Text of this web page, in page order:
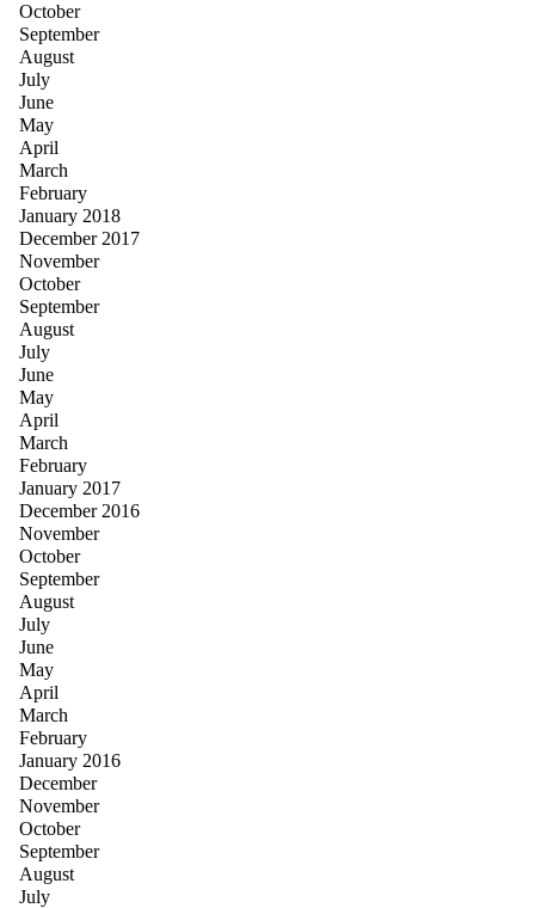
October
September
August
July
June
May
April
March
February
January 2018
December 2017
November
October
September
August
July
June
May
April
March
February
January 2017
December 2016
November
October
September
August
July
June
May
April
March
February
January 2016
December
November
October
September
August
July